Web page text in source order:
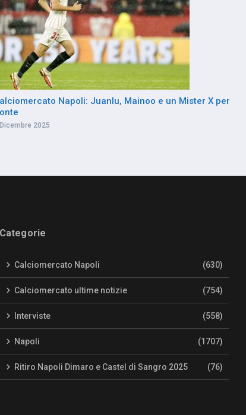
Napoli: Juanlu, Mainoo e un Mister X per
2025
Categorie
Calciomercato Napoli (630)
Calciomercato ultime notizie (754)
Interviste (558)
Napoli (1707)
Ritiro Napoli Dimaro e Castel di Sangro 2025 (76)